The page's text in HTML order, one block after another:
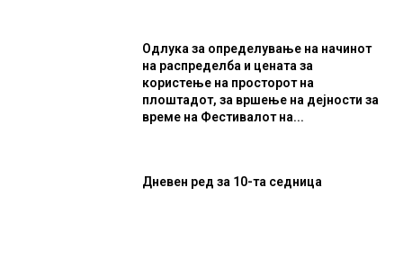
Одлука за определување на начинот
на распределба и цената за
користење на просторот на
плоштадот, за вршење на дејности за
време на Фестивалот на...
Дневен ред за 10-та седница